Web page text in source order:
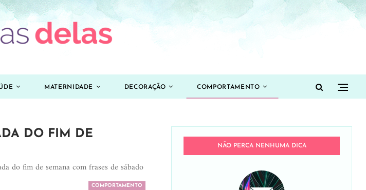
MATERNIDADE DECORAÇÃO COMPORTAMENTO
DO FIM DE
do fim de semana com frases de sábado
COMPORTAMENTO
NÃO PERCA NENHUMA DICA